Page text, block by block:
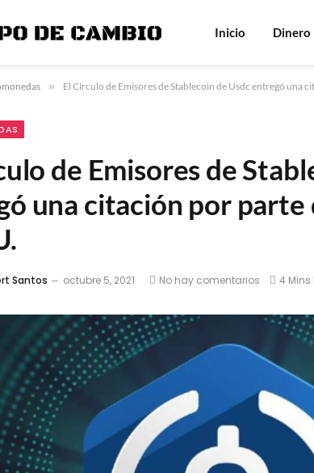
Inicio Dinero
» El Círculo de Emisores de Stablecoin de Usdc entregó una
de Emisores de
una citación por parte
Santos octubre 5, 2021 No hay comentarios 4 Mins